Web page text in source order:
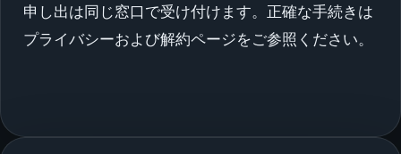
申し出は同じ窓口で受け付けます。正確な手続きは
プライバシーおよび解約ページをご参照ください。